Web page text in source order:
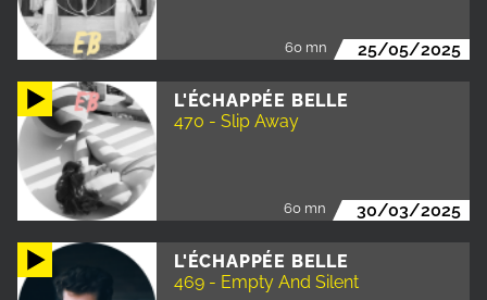
60 mn 25/05/2025
L'ÉCHAPPÉE BELLE
470 - Slip Away
60 mn 30/03/2025
L'ÉCHAPPÉE BELLE
469 - Empty And Silent